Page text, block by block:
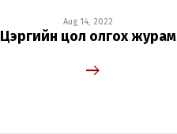
Aug 14, 2022
Цэргийн цол олгох журам